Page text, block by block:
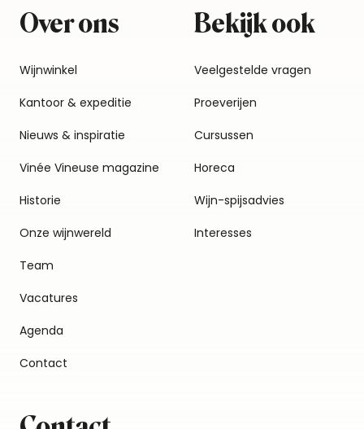
Over ons
Wijnwinkel
Kantoor & expeditie
Nieuws & inspiratie
Vinée Vineuse magazine
Historie
Onze wijnwereld
Team
Vacatures
Agenda
Contact
Bekijk ook
Veelgestelde vragen
Proeverijen
Cursussen
Horeca
Wijn-spijsadvies
Interesses